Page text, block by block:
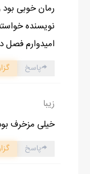
ادامه رمان در
رمان خوبی
نویسنده
امیدوارم فصل
پاسخ
زیبا
خیلی مزخرف
پاسخ